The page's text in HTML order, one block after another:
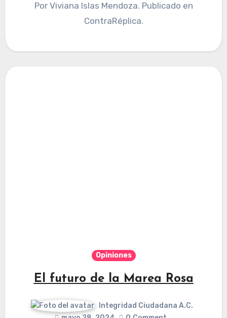
Por Viviana Islas Mendoza. Publicado en
ContraRéplica.
Opiniones
El futuro de la Marea Rosa
Integridad Ciudadana A.C.